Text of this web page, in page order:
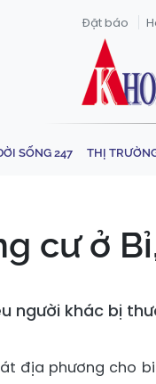
Đặt báo
SỐNG 247 THỊ
cư ở
người khác bị
địa phương cho